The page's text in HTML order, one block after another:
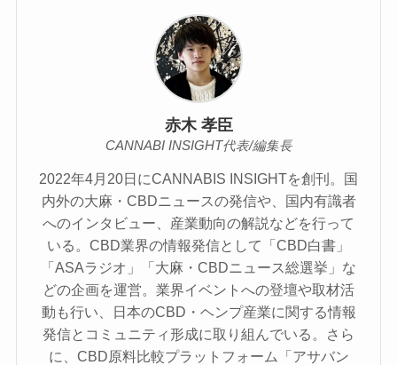
赤木 孝臣
CANNABI INSIGHT代表/編集長
2022年4月20日にCANNABIS INSIGHTを創刊。国
内外の大麻・CBDニュースの発信や、国内有識者
へのインタビュー、産業動向の解説などを行って
いる。CBD業界の情報発信として「CBD白書」
「ASAラジオ」「大麻・CBDニュース総選挙」な
どの企画を運営。業界イベントへの登壇や取材活
動も行い、日本のCBD・ヘンプ産業に関する情報
発信とコミュニティ形成に取り組んでいる。さら
に、CBD原料比較プラットフォーム「アサバン